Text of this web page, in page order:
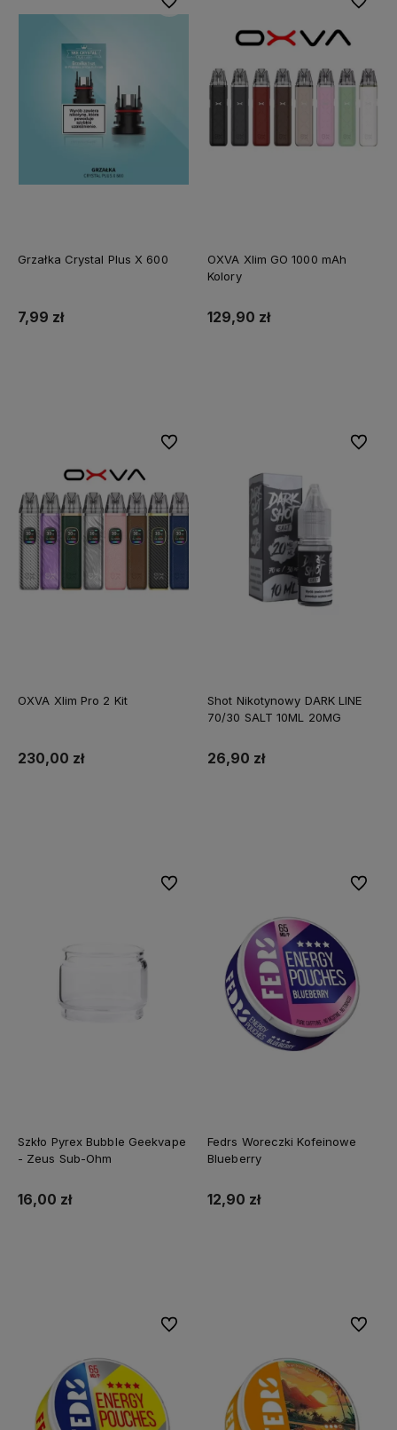
Grzałka Crystal Plus X 600
7,99 zł
OXVA Xlim GO 1000 mAh
Kolory
129,90 zł
OXVA Xlim Pro 2 Kit
230,00 zł
Do ulubionych
Shot Nikotynowy DARK LINE
70/30 SALT 10ML 20MG
26,90 zł
Do
Szkło Pyrex Bubble Geekvape
- Zeus Sub-Ohm
16,00 zł
Do ulubionych
Fedrs Woreczki Kofeinowe
Blueberry
12,90 zł
Do
Do ulubionych Do